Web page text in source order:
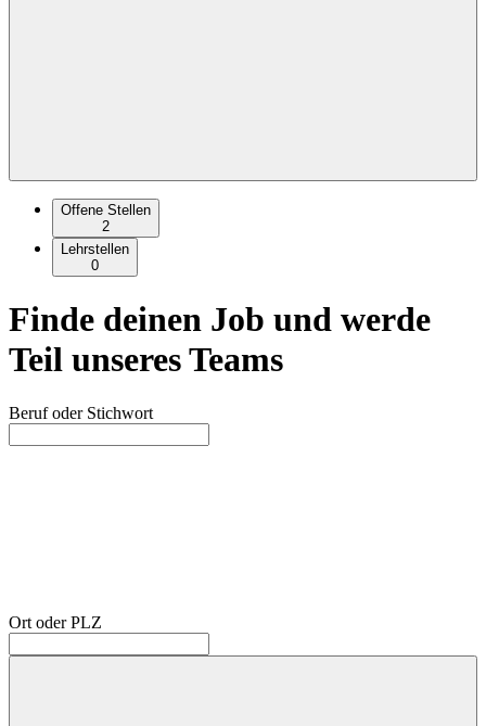
Offene Stellen
2
Lehrstellen
0
Finde deinen Job und werde
Teil unseres Teams
Beruf oder Stichwort
Ort oder PLZ